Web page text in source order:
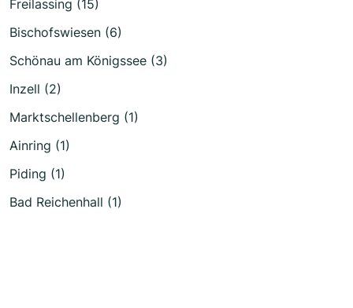
Freilassing (15)
Bischofswiesen (6)
Schönau am Königssee (3)
Inzell (2)
Marktschellenberg (1)
Ainring (1)
Piding (1)
Bad Reichenhall (1)